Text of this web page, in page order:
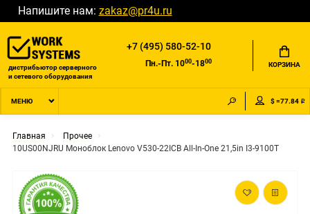
Напишите нам: zakaz@pr4u.ru
дистрибьютор серверного
и сетевого оборудования
+7 (495) 580-52-10
Пн.-Пт. 1000-1800 КОРЗИНА
МЕНЮ $ =77.84 ₽
Главная
Прочее
10US00NJRU Моноблок Lenovo V530-22ICB All-In-One 21,5in I3-9100T